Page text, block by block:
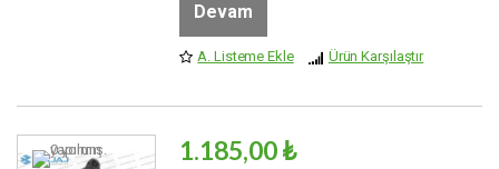
Devam
A. Listeme Ekle Ürün Karşılaştır
1.185,00 ₺